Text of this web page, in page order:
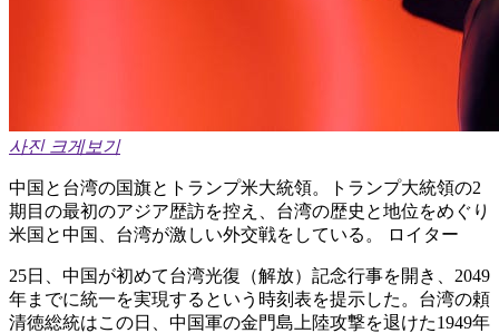
사진 크게보기
中国と台湾の国旗とトランプ米大統領。トランプ大統領の2
期目の最初のアジア歴訪を控え、台湾の歴史と地位をめぐり
米国と中国、台湾が激しい外交戦をしている。 ロイター
25日、中国が初めて台湾光復（解放）記念行事を開き、2049
年までに統一を実現するという時刻表を提示した。台湾の頼
清徳総統はこの日、中国軍の金門島上陸攻撃を退けた1949年